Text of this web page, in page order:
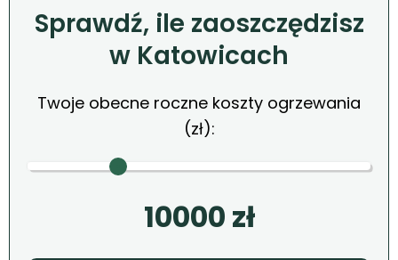
Sprawdź, ile zaoszczędzisz
w Katowicach
Twoje obecne roczne koszty ogrzewania
(zł):
10000 zł